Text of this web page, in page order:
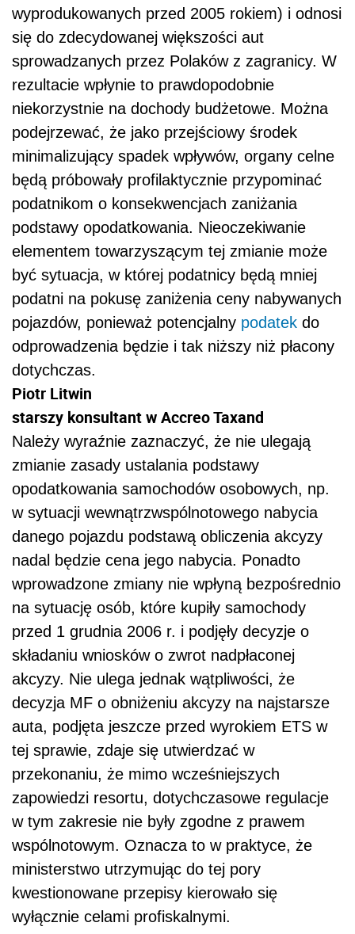
wyprodukowanych przed 2005 rokiem) i odnosi
się do zdecydowanej większości aut
sprowadzanych przez Polaków z zagranicy. W
rezultacie wpłynie to prawdopodobnie
niekorzystnie na dochody budżetowe. Można
podejrzewać, że jako przejściowy środek
minimalizujący spadek wpływów, organy celne
będą próbowały profilaktycznie przypominać
podatnikom o konsekwencjach zaniżania
podstawy opodatkowania. Nieoczekiwanie
elementem towarzyszącym tej zmianie może
być sytuacja, w której podatnicy będą mniej
podatni na pokusę zaniżenia ceny nabywanych
pojazdów, ponieważ potencjalny podatek do
odprowadzenia będzie i tak niższy niż płacony
dotychczas.
Piotr Litwin
starszy konsultant w Accreo Taxand
Należy wyraźnie zaznaczyć, że nie ulegają
zmianie zasady ustalania podstawy
opodatkowania samochodów osobowych, np.
w sytuacji wewnątrzwspólnotowego nabycia
danego pojazdu podstawą obliczenia akcyzy
nadal będzie cena jego nabycia. Ponadto
wprowadzone zmiany nie wpłyną bezpośrednio
na sytuację osób, które kupiły samochody
przed 1 grudnia 2006 r. i podjęły decyzje o
składaniu wniosków o zwrot nadpłaconej
akcyzy. Nie ulega jednak wątpliwości, że
decyzja MF o obniżeniu akcyzy na najstarsze
auta, podjęta jeszcze przed wyrokiem ETS w
tej sprawie, zdaje się utwierdzać w
przekonaniu, że mimo wcześniejszych
zapowiedzi resortu, dotychczasowe regulacje
w tym zakresie nie były zgodne z prawem
wspólnotowym. Oznacza to w praktyce, że
ministerstwo utrzymując do tej pory
kwestionowane przepisy kierowało się
wyłącznie celami profiskalnymi.